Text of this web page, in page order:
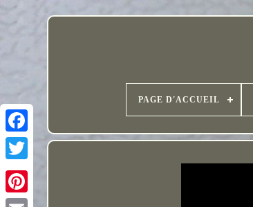
PAGE D'ACCUEIL